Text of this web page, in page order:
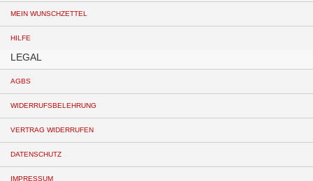
MEIN WUNSCHZETTEL
HILFE
LEGAL
AGBS
WIDERRUFSBELEHRUNG
VERTRAG WIDERRUFEN
DATENSCHUTZ
IMPRESSUM